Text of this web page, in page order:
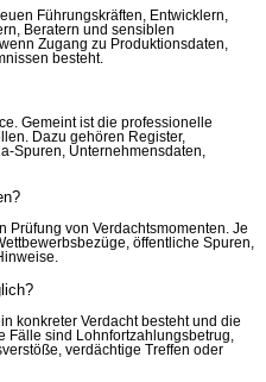
Führungskräften, Entwicklern,
Beratern und sensiblen
Zugang zu Produktionsdaten,
besteht.
Gemeint ist die professionelle
Dazu gehören Register,
Spuren, Unternehmensdaten,
Prüfung von Verdachtsmomenten. Je
öffentliche Spuren,
konkreter Verdacht besteht und die
Fälle sind Lohnfortzahlungsbetrug,
verdächtige Treffen oder